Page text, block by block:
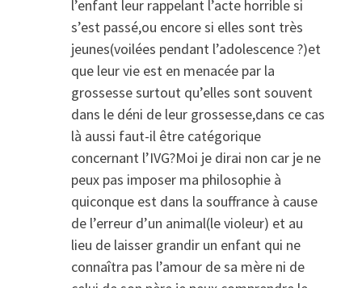
l’enfant leur rappelant l’acte horrible si
s’est passé,ou encore si elles sont très
jeunes(voilées pendant l’adolescence ?)et
que leur vie est en menacée par la
grossesse surtout qu’elles sont souvent
dans le déni de leur grossesse,dans ce cas
là aussi faut-il être catégorique
concernant l’IVG?Moi je dirai non car je ne
peux pas imposer ma philosophie à
quiconque est dans la souffrance à cause
de l’erreur d’un animal(le violeur) et au
lieu de laisser grandir un enfant qui ne
connaîtra pas l’amour de sa mère ni de